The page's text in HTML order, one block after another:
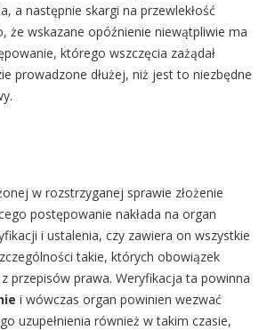
a następnie skargi na przewlekłość
że wskazane opóźnienie niewątpliwie ma
którego wszczęcia zażądał
prowadzone dłużej, niż jest to niezbędne
w rozstrzyganej sprawie złożenie
postępowanie nakłada na organ
i ustalenia, czy zawiera on wszystkie
takie, których obowiązek
przepisów prawa. Weryfikacja ta powinna
i wówczas organ powinien wezwać
uzupełnienia również w takim czasie,